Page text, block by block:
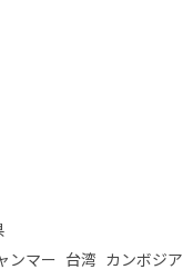
ンマー 台湾 カンボジア